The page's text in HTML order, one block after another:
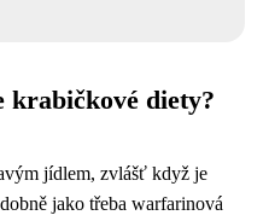
krabičkové diety?
jídlem, zvlášť když je
jako třeba warfarinová